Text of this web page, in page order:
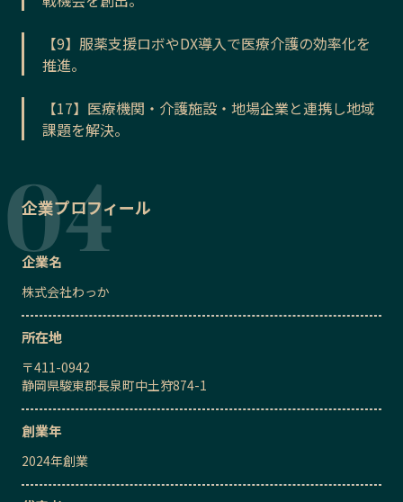
【9】服薬支援ロボやDX導入で医療介護の効率化を
推進。
【17】医療機関・介護施設・地場企業と連携し地域
課題を解決。
企業プロフィール
企業名
株式会社わっか
所在地
〒411-0942
静岡県駿東郡長泉町中土狩874-1
創業年
2024年創業